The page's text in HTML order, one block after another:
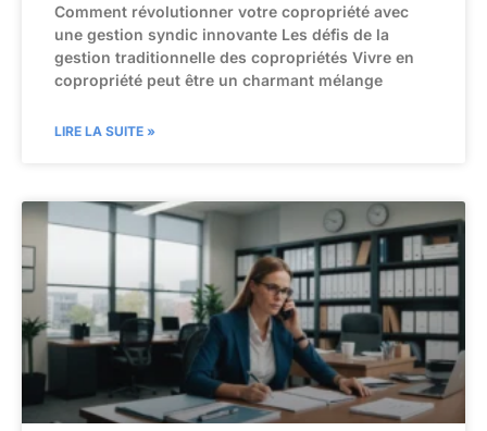
Comment révolutionner votre copropriété avec
une gestion syndic innovante Les défis de la
gestion traditionnelle des copropriétés Vivre en
copropriété peut être un charmant mélange
LIRE LA SUITE »